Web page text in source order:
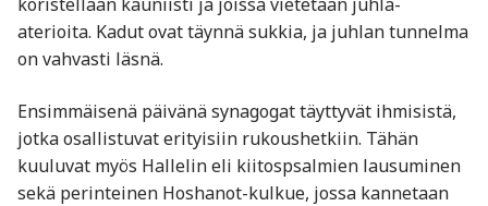
aterioita. Kadut ovat täynnä sukkia, ja juhlan tunnelma
on vahvasti läsnä.
Ensimmäisenä päivänä synagogat täyttyvät ihmisistä,
jotka osallistuvat erityisiin rukoushetkiin. Tähän
kuuluvat myös Hallelin eli kiitospsalmien lausuminen
sekä perinteinen Hoshanot-kulkue, jossa kannetaan